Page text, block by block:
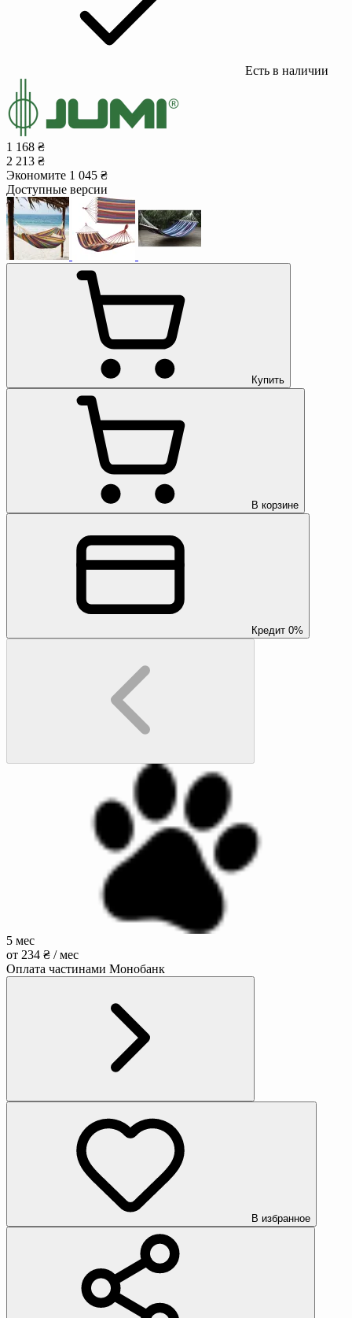
Есть в наличии
1 168 ₴
2 213 ₴
Экономите 1 045 ₴
Доступные версии
Купить
В корзине
Кредит 0%
5 мес
от 234 ₴ / мес
Оплата частинами Монобанк
В избранное